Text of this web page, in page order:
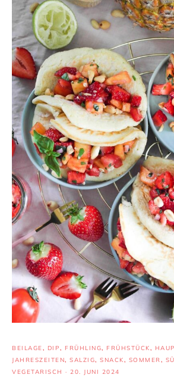
BEILAGE, DIP, FRÜHLING, FRÜHSTÜCK,
JAHRESZEITEN, SALZIG, SNACK, SOMMER,
VEGETARISCH · 20. JUNI 2024